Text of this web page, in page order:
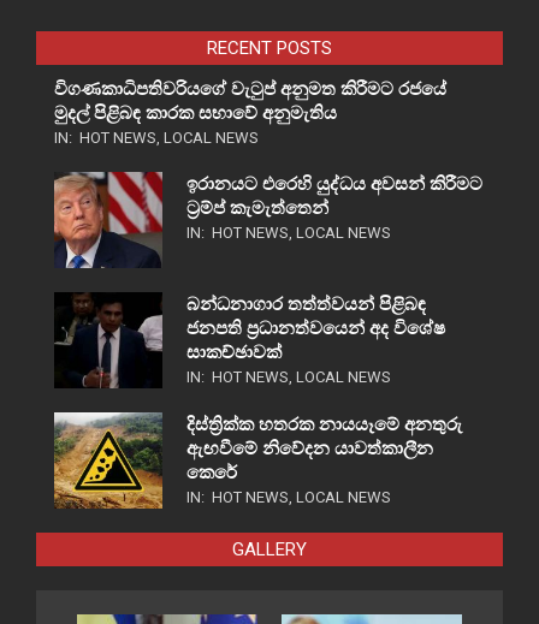
RECENT POSTS
විගණකාධිපතිවරියගේ වැටුප් අනුමත කිරීමට රජයේ
මුදල් පිළිබඳ කාරක සභාවේ අනුමැතිය
IN: HOT NEWS LOCAL NEWS
ඉරානයට එරෙහි යුද්ධය අවසන් කිරීමට
ට්‍රම්ප් කැමැත්තෙන්
IN: HOT NEWS LOCAL NEWS
බන්ධනාගාර තත්ත්වයන් පිළිබඳ
ජනපති ප්‍රධානත්වයෙන් අද විශේෂ
සාකච්ඡාවක්
IN: HOT NEWS LOCAL NEWS
දිස්ත්‍රික්ක හතරක නායයෑමේ අනතුරු
ඇඟවීමේ නිවේදන යාවත්කාලීන
කෙරේ
IN: HOT NEWS LOCAL NEWS
GALLERY